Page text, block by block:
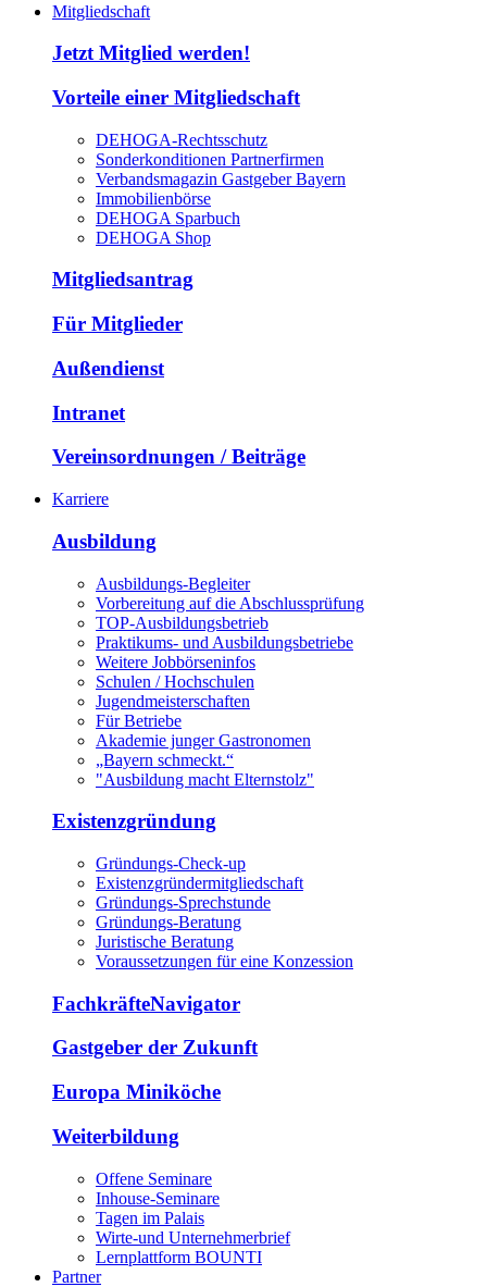
Mitgliedschaft
Jetzt Mitglied werden!
Vorteile einer Mitgliedschaft
DEHOGA-Rechtsschutz
Sonderkonditionen Partnerfirmen
Verbandsmagazin Gastgeber Bayern
Immobilienbörse
DEHOGA Sparbuch
DEHOGA Shop
Mitgliedsantrag
Für Mitglieder
Außendienst
Intranet
Vereinsordnungen / Beiträge
Karriere
Ausbildung
Ausbildungs-Begleiter
Vorbereitung auf die Abschlussprüfung
TOP-Ausbildungsbetrieb
Praktikums- und Ausbildungsbetriebe
Weitere Jobbörseninfos
Schulen / Hochschulen
Jugendmeisterschaften
Für Betriebe
Akademie junger Gastronomen
„Bayern schmeckt.“
"Ausbildung macht Elternstolz"
Existenzgründung
Gründungs-Check-up
Existenzgründermitgliedschaft
Gründungs-Sprechstunde
Gründungs-Beratung
Juristische Beratung
Voraussetzungen für eine Konzession
FachkräfteNavigator
Gastgeber der Zukunft
Europa Miniköche
Weiterbildung
Offene Seminare
Inhouse-Seminare
Tagen im Palais
Wirte-und Unternehmerbrief
Lernplattform BOUNTI
Partner